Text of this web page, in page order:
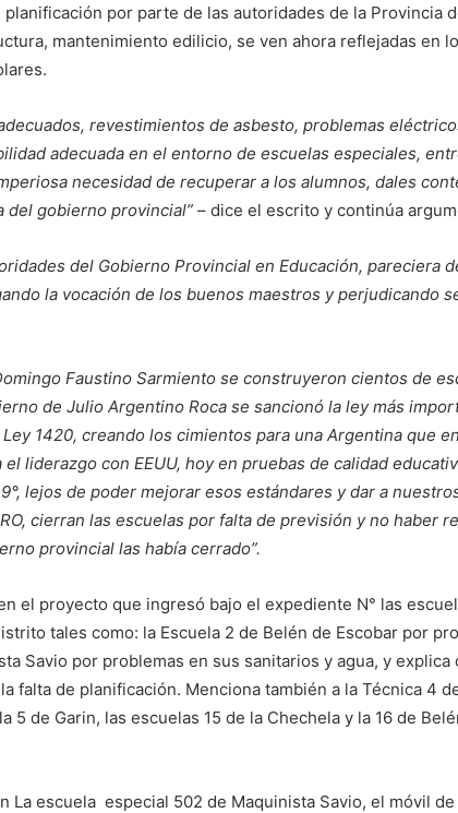
por parte de las autoridades de la Provincia
mantenimiento edilicio, se ven ahora reflejadas en
revestimientos de asbesto, problemas
adecuada en el entorno de escuelas especiales,
necesidad de recuperar a los alumnos, dales
del gobierno provincial” – dice el escrito y continúa
del Gobierno Provincial en Educación, pareciera
la vocación de los buenos maestros y perjudicando
Faustino Sarmiento se construyeron cientos de
de Julio Argentino Roca se sancionó la ley más
1420, creando los cimientos para una Argentina que
liderazgo con EEUU, hoy en pruebas de calidad
lejos de poder mejorar esos estándares y dar a
cierran las escuelas por falta de previsión y no haber
provincial las había cerrado”.
el proyecto que ingresó bajo el expediente N° las
tales como: la Escuela 2 de Belén de Escobar por
Savio por problemas en sus sanitarios y agua, y explica
falta de planificación. Menciona también a la Técnica 4
5 de Garin, las escuelas 15 de la Chechela y la 16 de
La escuela especial 502 de Maquinista Savio, el móvil